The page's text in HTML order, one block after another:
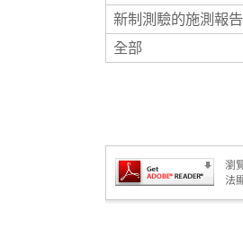
新制測驗的施測報告
全部
瀏
法